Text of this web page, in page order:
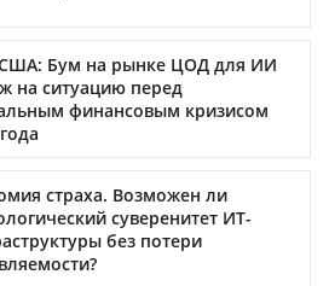
Бум на рынке ЦОД для ИИ
на ситуацию перед
финансовым кризисом
страха. Возможен ли
суверенитет ИТ-
без потери